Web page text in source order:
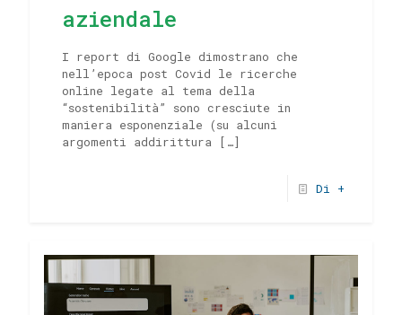
aziendale
I report di Google dimostrano che
nell’epoca post Covid le ricerche
online legate al tema della
“sostenibilità” sono cresciute in
maniera esponenziale (su alcuni
argomenti addirittura […]
Di +